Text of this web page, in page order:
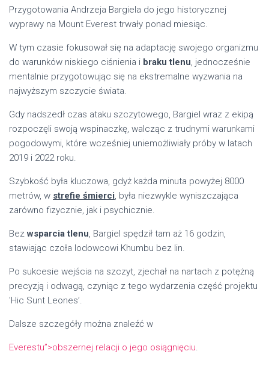
Przygotowania Andrzeja Bargiela do jego historycznej
wyprawy na Mount Everest trwały ponad miesiąc.
W tym czasie fokusował się na adaptację swojego organizmu
do warunków niskiego ciśnienia i braku tlenu, jednocześnie
mentalnie przygotowując się na ekstremalne wyzwania na
najwyższym szczycie świata.
Gdy nadszedł czas ataku szczytowego, Bargiel wraz z ekipą
rozpoczęli swoją wspinaczkę, walcząc z trudnymi warunkami
pogodowymi, które wcześniej uniemożliwiały próby w latach
2019 i 2022 roku.
Szybkość była kluczowa, gdyż każda minuta powyżej 8000
metrów, w strefie śmierci, była niezwykle wyniszczająca
zarówno fizycznie, jak i psychicznie.
Bezwsparcia tlenu, Bargiel spędził tam aż 16 godzin,
stawiając czoła lodowcowi Khumbu bez lin.
Po sukcesie wejścia na szczyt, zjechał na nartach z potężną
precyzją i odwagą, czyniąc z tego wydarzenia część projektu
'Hic Sunt Leones’.
Dalsze szczegóły można znaleźć w
Everestu”>obszernej relacji o jego osiągnięciu.